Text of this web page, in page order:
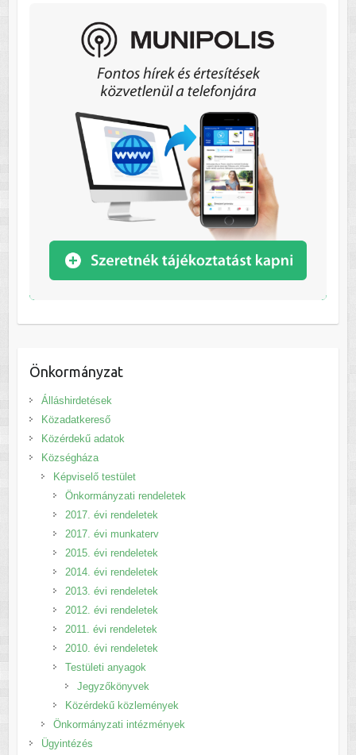
Önkormányzat
Álláshirdetések
Közadatkereső
Közérdekű adatok
Községháza
Képviselő testület
Önkormányzati rendeletek
2017. évi rendeletek
2017. évi munkaterv
2015. évi rendeletek
2014. évi rendeletek
2013. évi rendeletek
2012. évi rendeletek
2011. évi rendeletek
2010. évi rendeletek
Testületi anyagok
Jegyzőkönyvek
Közérdekű közlemények
Önkormányzati intézmények
Ügyintézés